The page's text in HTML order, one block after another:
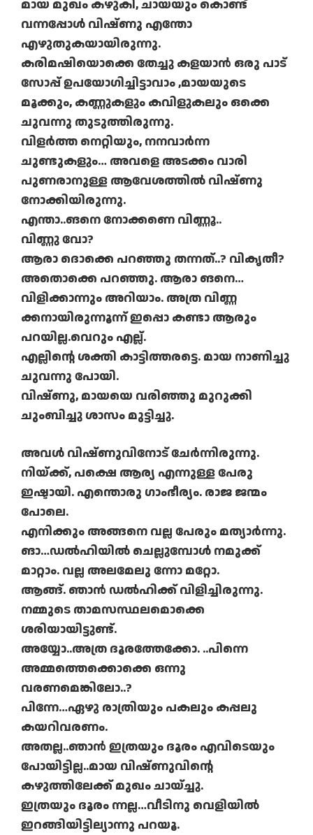
മായ മുഖം കഴുകി, ചായയും കൊണ്ട്
വന്നപ്പോള്‍ വിഷ്ണു എന്തോ
എഴുതുകയായിരുന്നു.
കരിമഷിയൊക്കെ തേച്ചു കളയാന്‍ ഒരു പാട്
സോപ്പ് ഉപയോഗിച്ചിട്ടാവാം ,മായയുടെ
മൂക്കും, കണ്ണുകളും കവിളുകലും ഒക്കെ
ചുവന്നു തുടുത്തിരുന്നു.
വിളര്‍ത്ത നെറ്റിയും, നനവാര്‍ന്ന
ചുണ്ടുകളും… അവളെ അടക്കം വാരി
പുണരാനുള്ള ആവേശത്തില്‍ വിഷ്ണു
നോക്കിയിരുന്നു.
എന്താ..ങനെ നോക്കണെ വിണ്ണൂ..
വിണ്ണു വോ?
ആരാ ദൊക്കെ പറഞ്ഞു തന്നത്..? വികൃതീ?
അതൊക്കെ പറഞ്ഞു. ആരാ ങനെ…
വിളിക്കാന്നും അറിയാം. അത്ര വിണ്ണ
ക്കനായിരുന്നൂന്ന് ഇപ്പൊ കണ്ടാ ആരും
പറയില്ല.വെറും എല്ല്.
എല്ലിന്റെ ശക്തി കാട്ടിത്തരട്ടെ. മായ നാണിച്ചു
ചുവന്നു പോയി.
വിഷ്ണു, മായയെ വരിഞ്ഞു മുറുക്കി
ചുംബിച്ചു ശാസം മുട്ടിച്ചു.
അവള്‍ വിഷ്ണുവിനോട് ചേര്‍ന്നിരുന്നു.
നിയ്ക്ക്, പക്ഷെ ആര്യ എന്നുള്ള പേരു
ഇഷ്ടായി. എന്തൊരു ഗാംഭീര്യം. രാജ ജന്മം
പോലെ.
എനിക്കും അങ്ങനെ വല്ല പേരും മത്യാര്‍ന്നു.
ങാ…ഡല്‍ഹിയില്‍ ചെല്ലുമ്പോള്‍ നമുക്ക്
മാറ്റാം. വല്ല അലമേലു ന്നോ മറ്റോ.
ആങ്ങ്. ഞാന്‍ ഡല്‍ഹിക്ക് വിളിച്ചിരുന്നു.
നമ്മുടെ താമസസ്ഥലമൊക്കെ
ശരിയായിട്ടുണ്ട്.
അയ്യോ..അത്ര ദൂരത്തേക്കോ. ..പിന്നെ
അമ്മത്തെക്കൊക്കെ ഒന്നു
വരണമെങ്കിലോ..?
പിന്നേ…ഏഴു രാത്രിയും പകലും കപ്പലു
കയറിവരണം.
അതല്ല..ഞാന്‍ ഇത്രയും ദൂരം എവിടെയും
പോയിട്ടില്ല..മായ വിഷ്ണുവിന്റെ
കഴുത്തിലേക്ക് മുഖം ചായ്ച്ചു.
ഇത്രയും ദൂരം ന്നല്ല…വീടിനു വെളിയില്‍
ഇറങ്ങിയിട്ടില്യാന്നു പറയൂ.